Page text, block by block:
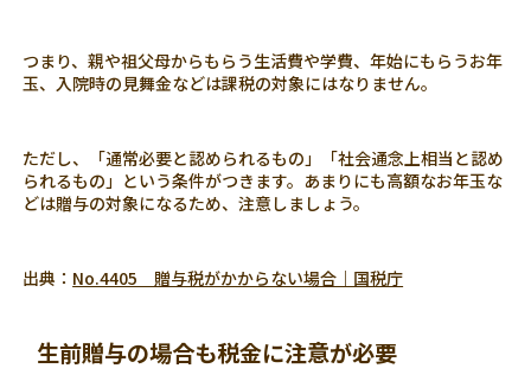
つまり、親や祖父母からもらう生活費や学費、年始にもらうお年
玉、入院時の見舞金などは課税の対象にはなりません。
ただし、「通常必要と認められるもの」「社会通念上相当と認め
られるもの」という条件がつきます。あまりにも高額なお年玉な
どは贈与の対象になるため、注意しましょう。
出典： No.4405 贈与税がかからない場合｜国税庁
生前贈与の場合も税金に注意が必要